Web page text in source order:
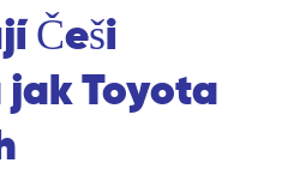
Češi
Toyota